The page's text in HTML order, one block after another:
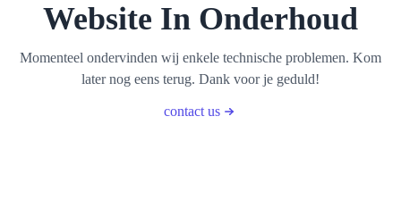
Website In Onderhoud
Momenteel ondervinden wij enkele technische problemen. Kom
later nog eens terug. Dank voor je geduld!
contact us